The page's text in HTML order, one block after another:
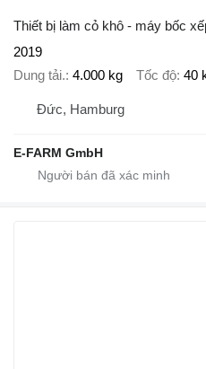
Thiết bị làm cỏ khô - máy bốc
2019
Dung tải. 4.000 kg Tốc độ 40
Đức, Hamburg
E-FARM GmbH